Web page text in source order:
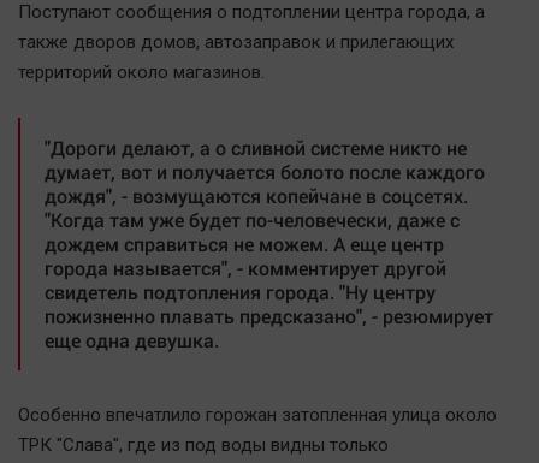
Наша победа
Общество
Экономика
Происшествия
Здоровье
Культура
Курилка
Мнения
Поступают сообщения о подтоплении центра города, а
также дворов домов, автозаправок и прилегающих
территорий около магазинов.
"Дороги делают, а о сливной системе никто не
думает, вот и получается болото после каждого
дождя", - возмущаются копейчане в соцсетях.
"Когда там уже будет по-человечески, даже с
дождем справиться не можем. А еще центр
города называется", - комментирует другой
свидетель подтопления города. "Ну центру
пожизненно плавать предсказано", - резюмирует
еще одна девушка.
Особенно впечатлило горожан затопленная улица около
ТРК "Слава", где из под воды видны только